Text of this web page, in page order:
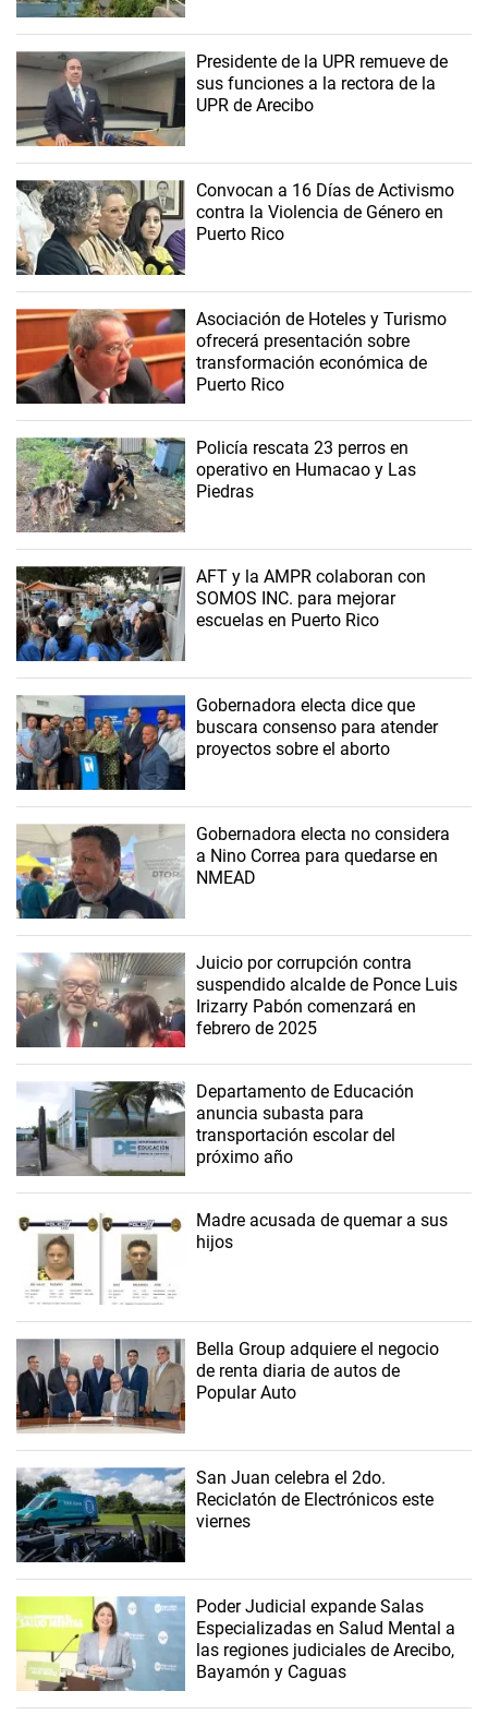
Presidente de la UPR remueve de
sus funciones a la rectora de la
UPR de Arecibo
Convocan a 16 Días de Activismo
contra la Violencia de Género en
Puerto Rico
Asociación de Hoteles y Turismo
ofrecerá presentación sobre
transformación económica de
Puerto Rico
Policía rescata 23 perros en
operativo en Humacao y Las
Piedras
AFT y la AMPR colaboran con
SOMOS INC. para mejorar
escuelas en Puerto Rico
Gobernadora electa dice que
buscara consenso para atender
proyectos sobre el aborto
Gobernadora electa no considera
a Nino Correa para quedarse en
NMEAD
Juicio por corrupción contra
suspendido alcalde de Ponce Luis
Irizarry Pabón comenzará en
febrero de 2025
Departamento de Educación
anuncia subasta para
transportación escolar del
próximo año
Madre acusada de quemar a sus
hijos
Bella Group adquiere el negocio
de renta diaria de autos de
Popular Auto
San Juan celebra el 2do.
Reciclatón de Electrónicos este
viernes
Poder Judicial expande Salas
Especializadas en Salud Mental a
las regiones judiciales de Arecibo,
Bayamón y Caguas